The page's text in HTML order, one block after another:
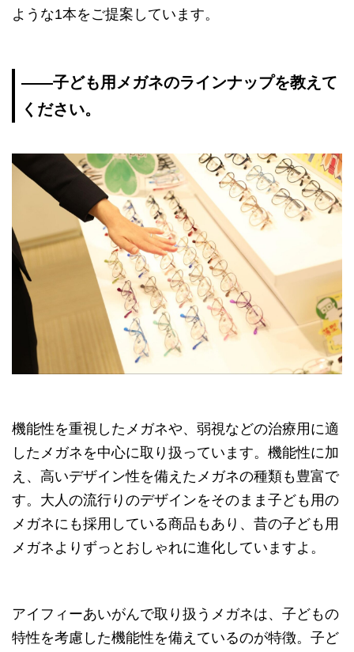
ような1本をご提案しています。
――子ども用メガネのラインナップを教えて
ください。
機能性を重視したメガネや、弱視などの治療用に適
したメガネを中心に取り扱っています。機能性に加
え、高いデザイン性を備えたメガネの種類も豊富で
す。大人の流行りのデザインをそのまま子ども用の
メガネにも採用している商品もあり、昔の子ども用
メガネよりずっとおしゃれに進化していますよ。
アイフィーあいがんで取り扱うメガネは、子どもの
特性を考慮した機能性を備えているのが特徴。子ど